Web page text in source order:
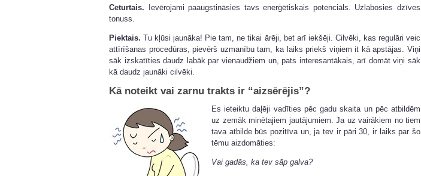
Ceturtais. Ievērojami paaugstināsies tavs enerģētiskais potenciāls. Uzlabosies dzīves
tonuss.
Piektais.Tu kļūsi jaunāka! Pie tam, ne tikai ārēji, bet arī iekšēji. Cilvēki, kas regulāri veic
attīrīšanas procedūras, pievērš uzmanību tam, ka laiks priekš viņiem it kā apstājas. Viņi
sāk izskatīties daudz labāk par vienaudžiem un, pats interesantākais, arī domāt viņi sāk
kā daudz jaunāki cilvēki.
Kā noteikt vai zarnu trakts ir “aizsērējis”?
Es ieteiktu daļēji vadīties pēc gadu skaita un pēc atbildēm
uz zemāk minētajiem jautājumiem. Ja uz vairākiem no tiem
tava atbilde būs pozitīva un, ja tev ir pāri 30, ir laiks par šo
tēmu aizdomāties:
Vai gadās, ka tev sāp galva?